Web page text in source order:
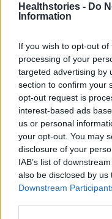
Healthstories - Do
Information
If you wish to opt-out
processing of your
targeted advertising by
section to confirm your
opt-out request is
interest-based ads
us or personal
your opt-out. You may
disclosure of your
IAB’s list of
also be disclosed by
Downstream
μπροστά σε
Αποφύγετε την
ή αλκοόλ.
Καταναλώστε
λαχανικά.
Αρχίστε
σε καθημερινή
Ξεκινήστε μία